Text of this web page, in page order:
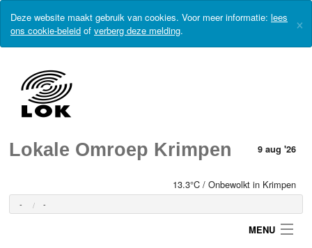
Deze website maakt gebruik van cookies. Voor meer informatie: lees
ons cookie-beleid of verberg deze melding. ×
Lokale Omroep Krimpen 9 aug '26
13.3°C / Onbewolkt in Krimpen
- -
MENU